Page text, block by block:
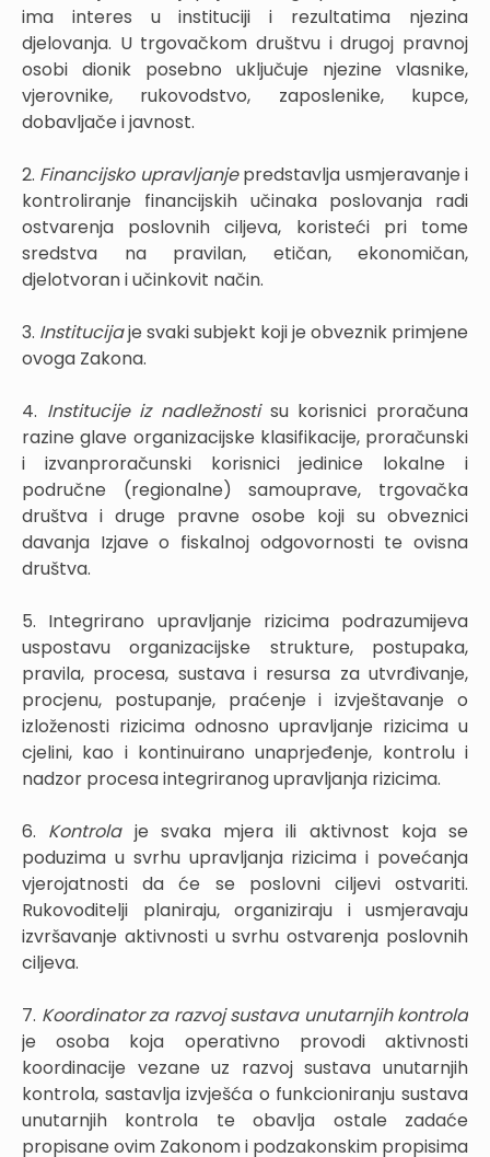
ima interes u instituciji i rezultatima njezina
djelovanja. U trgovačkom društvu i drugoj pravnoj
osobi dionik posebno uključuje njezine vlasnike,
vjerovnike, rukovodstvo, zaposlenike, kupce,
dobavljače i javnost.
2. Financijsko upravljanjepredstavlja usmjeravanje i
kontroliranje financijskih učinaka poslovanja radi
ostvarenja poslovnih ciljeva, koristeći pri tome
sredstva na pravilan, etičan, ekonomičan,
djelotvoran i učinkovit način.
3. Institucijaje svaki subjekt koji je obveznik primjene
ovoga Zakona.
4. Institucije iz nadležnostisu korisnici proračuna
razine glave organizacijske klasifikacije, proračunski
i izvanproračunski korisnici jedinice lokalne i
područne (regionalne) samouprave, trgovačka
društva i druge pravne osobe koji su obveznici
davanja Izjave o fiskalnoj odgovornosti te ovisna
društva.
5. Integrirano upravljanje rizicima podrazumijeva
uspostavu organizacijske strukture, postupaka,
pravila, procesa, sustava i resursa za utvrđivanje,
procjenu, postupanje, praćenje i izvještavanje o
izloženosti rizicima odnosno upravljanje rizicima u
cjelini, kao i kontinuirano unaprjeđenje, kontrolu i
nadzor procesa integriranog upravljanja rizicima.
6. Kontrolaje svaka mjera ili aktivnost koja se
poduzima u svrhu upravljanja rizicima i povećanja
vjerojatnosti da će se poslovni ciljevi ostvariti.
Rukovoditelji planiraju, organiziraju i usmjeravaju
izvršavanje aktivnosti u svrhu ostvarenja poslovnih
ciljeva.
7. Koordinator za razvoj sustava unutarnjih kontrola
je osoba koja operativno provodi aktivnosti
koordinacije vezane uz razvoj sustava unutarnjih
kontrola, sastavlja izvješća o funkcioniranju sustava
unutarnjih kontrola te obavlja ostale zadaće
propisane ovim Zakonom i podzakonskim propisima